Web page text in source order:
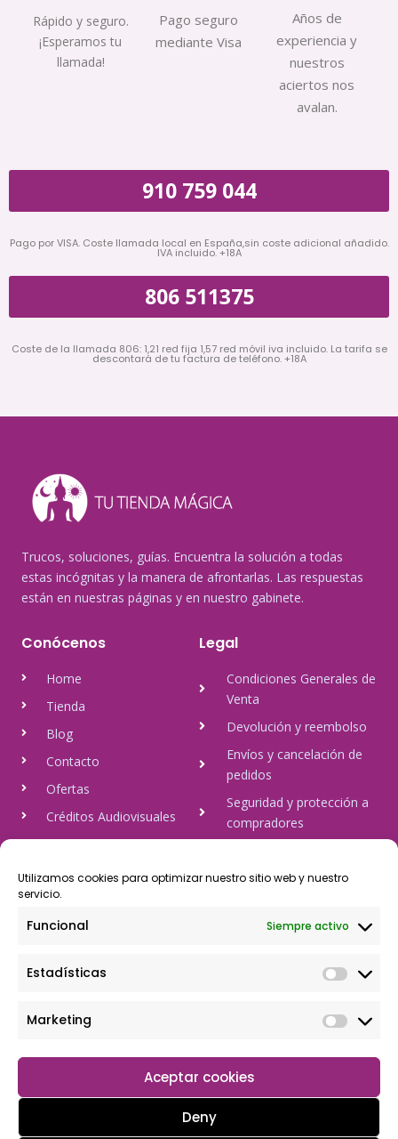
Utilizamos cookies para optimizar nuestro sitio web y nuestro
servicio.
Funcional Siempre activo
Estadísticas
Marketing
Aceptar cookies
Deny
Rápido y seguro.
¡Esperamos tu
llamada!
Pago seguro
mediante Visa
Años de
experiencia y
nuestros
aciertos nos
avalan.
910 759 044
Pago por VISA. Coste llamada local en España,sin coste adicional añadido.
IVA incluido. +18A
806 511375
Coste de la llamada 806: 1,21 red fija 1,57 red móvil iva incluido. La tarifa se
descontará de tu factura de teléfono. +18A
Trucos, soluciones, guías. Encuentra la solución a todas
estas incógnitas y la manera de afrontarlas. Las respuestas
están en nuestras páginas y en nuestro gabinete.
Conócenos
Home
Tienda
Blog
Contacto
Ofertas
Créditos Audiovisuales
tulineamagica.com
Legal
Condiciones Generales de
Venta
Devolución y reembolso
Envíos y cancelación de
pedidos
Seguridad y protección a
compradores
Política de cookies